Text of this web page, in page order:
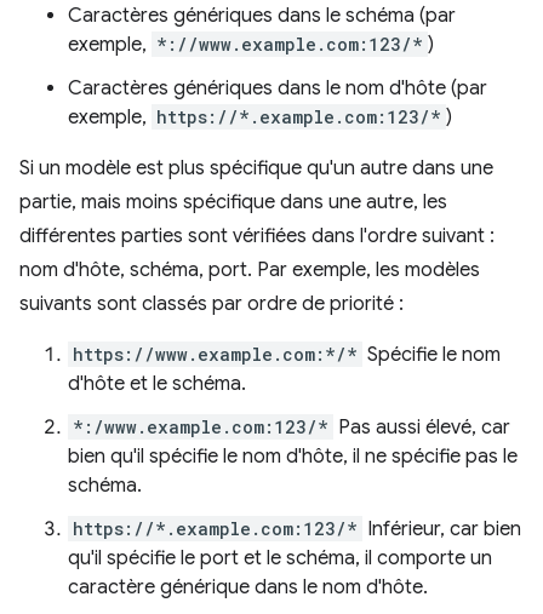
Caractères génériques dans le schéma (par
exemple, *://www.example.com:123/* )
Caractères génériques dans le nom d'hôte (par
exemple, https://*.example.com:123/* )
Si un modèle est plus spécifique qu'un autre dans une
partie, mais moins spécifique dans une autre, les
différentes parties sont vérifiées dans l'ordre suivant :
nom d'hôte, schéma, port. Par exemple, les modèles
suivants sont classés par ordre de priorité :
https://www.example.com:*/* Spécifie le nom
d'hôte et le schéma.
*:/www.example.com:123/* Pas aussi élevé, car
bien qu'il spécifie le nom d'hôte, il ne spécifie pas le
schéma.
https://*.example.com:123/* Inférieur, car bien
qu'il spécifie le port et le schéma, il comporte un
caractère générique dans le nom d'hôte.